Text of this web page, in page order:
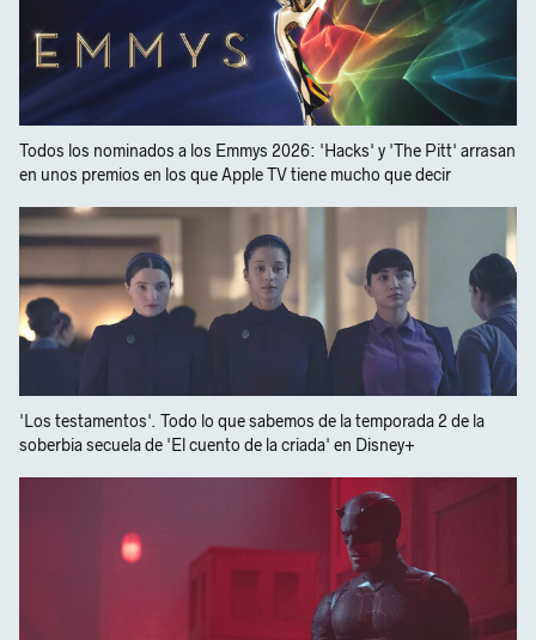
Todos los nominados a los Emmys 2026: 'Hacks' y 'The Pitt' arrasan
en unos premios en los que Apple TV tiene mucho que decir
'Los testamentos'. Todo lo que sabemos de la temporada 2 de la
soberbia secuela de 'El cuento de la criada' en Disney+